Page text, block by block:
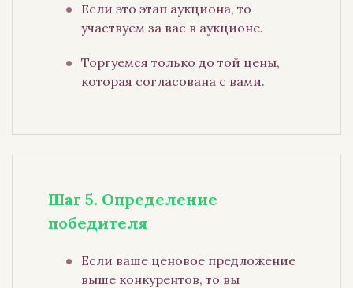
Если это этап аукциона, то
участвуем за вас в аукционе.
Торгуемся только до той цены,
которая согласована с вами.
Шаг 5. Определение
победителя
Если ваше ценовое предложение
выше конкурентов, то вы